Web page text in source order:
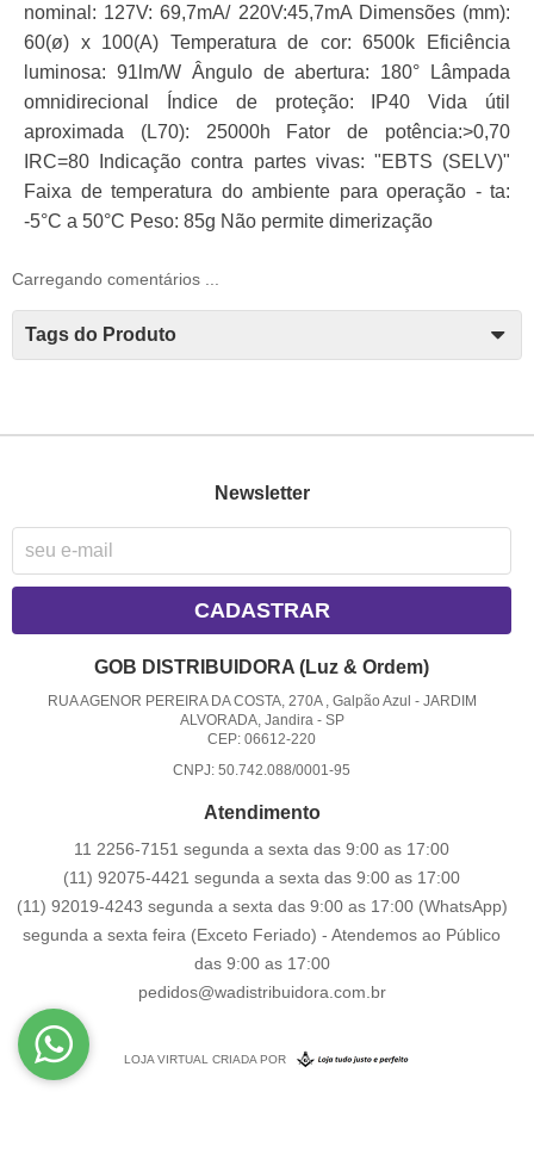
nominal: 127V: 69,7mA/ 220V:45,7mA Dimensões (mm):
60(ø) x 100(A) Temperatura de cor: 6500k Eficiência
luminosa: 91lm/W Ângulo de abertura: 180° Lâmpada
omnidirecional Índice de proteção: IP40 Vida útil
aproximada (L70): 25000h Fator de potência:>0,70
IRC=80 Indicação contra partes vivas: "EBTS (SELV)"
Faixa de temperatura do ambiente para operação - ta:
-5°C a 50°C Peso: 85g Não permite dimerização
Carregando comentários ...
Tags do Produto
Newsletter
CADASTRAR
GOB DISTRIBUIDORA (Luz & Ordem)
RUA AGENOR PEREIRA DA COSTA, 270A , Galpão Azul - JARDIM
ALVORADA, Jandira- SP
CEP: 06612-220
CNPJ: 50.742.088/0001-95
Atendimento
11 2256-7151 segunda a sexta das 9:00 as 17:00
(11) 92075-4421 segunda a sexta das 9:00 as 17:00
(11) 92019-4243 segunda a sexta das 9:00 as 17:00 (WhatsApp)
segunda a sexta feira (Exceto Feriado) - Atendemos ao Público
das 9:00 as 17:00
pedidos@wadistribuidora.com.br
LOJA VIRTUAL CRIADA POR